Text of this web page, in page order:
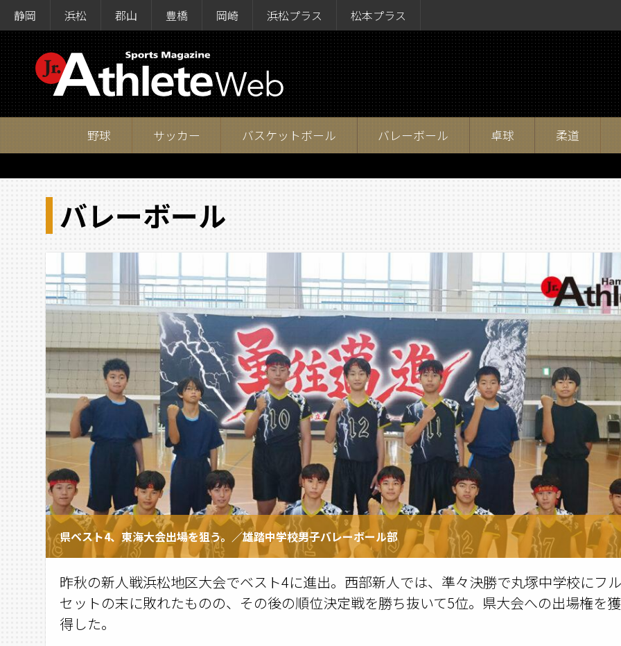
静岡 浜松 郡山 豊橋 岡崎 浜松プラス 松本プラス
野球 サッカー バスケットボール バレーボール 卓球 柔道
バレーボール
県ベスト4、東海大会出場を狙う。／雄踏中学校男子バレーボール部
昨秋の新人戦浜松地区大会でベスト4に進出。西部新人では、準々決勝で丸塚中学校にフル
セットの末に敗れたものの、その後の順位決定戦を勝ち抜いて5位。県大会への出場権を獲
得した。